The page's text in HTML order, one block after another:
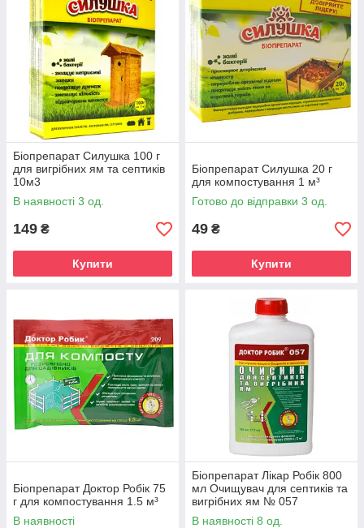
Біопрепарат Силушка 100 г
для вигрібних ям та септиків
10м3
В наявності 3 од.
149 ₴
Купити
Біопрепарат Силушка 20 г
для компостування 1 м³
Готово до відправки 3 од.
49 ₴
Купити
Біопрепарат Доктор Робік 75
г для компостування 1.5 м³
В наявності
Біопрепарат Лікар Робік 800
мл Очищувач для септиків та
вигрібних ям № 057
В наявності 8 од.